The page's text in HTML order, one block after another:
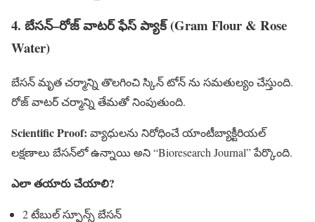
4. బేసన్–రోజ్ వాటర్ ఫేస్ ప్యాక్ (Gram Flour & Rose
Water)
బేసన్ మృత చర్మాన్ని తొలగించి స్కిన్ టోన్ ను సమతుల్యం చేస్తుంది.
రోజ్ వాటర్ చర్మాన్ని తేమతో నింపుతుంది.
Scientific Proof: వ్యాధులను నిరోధించే యాంటీబ్యాక్టీరియల్
లక్షణాలు బేసన్‌లో ఉన్నాయి అని “Bioresearch Journal” పేర్కొంది.
ఎలా తయారు చేయాలి?
2 టేబుల్ స్పూన్స్ బేసన్